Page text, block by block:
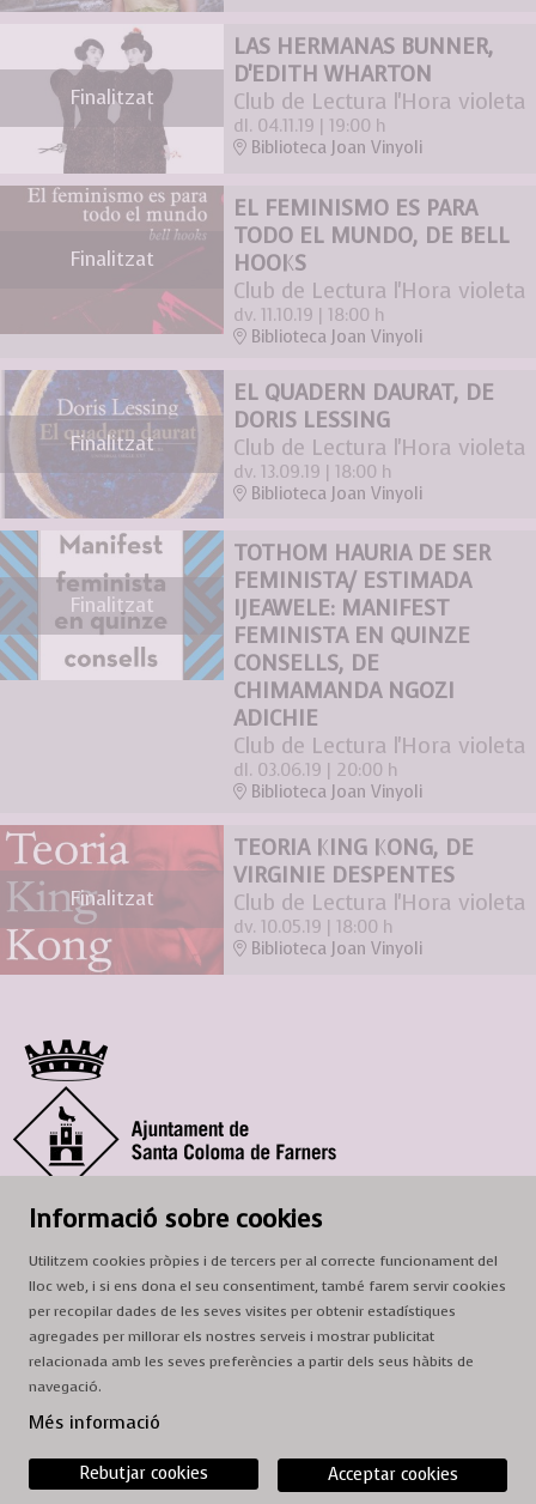
Finalitzat
LAS HERMANAS BUNNER,
D'EDITH WHARTON
Club de Lectura l'Hora violeta
dl. 04.11.19 | 19:00 h
Biblioteca Joan Vinyoli
Finalitzat
EL FEMINISMO ES PARA
TODO EL MUNDO, DE BELL
HOOKS
Club de Lectura l'Hora violeta
dv. 11.10.19 | 18:00 h
Biblioteca Joan Vinyoli
Finalitzat
EL QUADERN DAURAT, DE
DORIS LESSING
Club de Lectura l'Hora violeta
dv. 13.09.19 | 18:00 h
Biblioteca Joan Vinyoli
Finalitzat
TOTHOM HAURIA DE SER
FEMINISTA/ ESTIMADA
IJEAWELE: MANIFEST
FEMINISTA EN QUINZE
CONSELLS, DE
CHIMAMANDA NGOZI
ADICHIE
Club de Lectura l'Hora violeta
dl. 03.06.19
20:00 h
Biblioteca Joan Vinyoli
Finalitzat
TEORIA KING KONG, DE
VIRGINIE DESPENTES
Club de Lectura l'Hora violeta
dv. 10.05.19
18:00 h
Biblioteca Joan Vinyoli
© Ajuntament de Santa Coloma de Farners
Adreça: c. del Prat, 16, 17430 Santa Coloma de Farners
A/e:cultura@scf.cat
Sitemap
Informació sobre cookies
Utilitzem cookies pròpies i de tercers per al correcte funcionament del
lloc web, i si ens dona el seu consentiment, també farem servir cookies
per recopilar dades de les seves visites per obtenir estadístiques
agregades per millorar els nostres serveis i mostrar publicitat
relacionada amb les seves preferències a partir dels seus hàbits de
navegació.
Més informació
Acceptar cookies
Rebutjar cookies